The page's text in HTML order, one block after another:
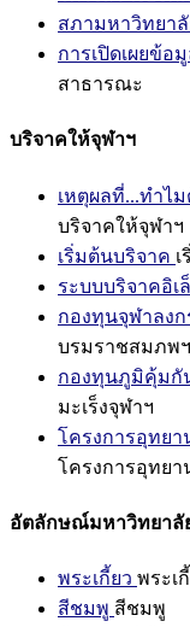
สภามหาวิทยาลั
การเปิดเผยข้อ
สาธารณะ
บริจาคให้จุฬาฯ
เหตุผลที่...ทำไ
บริจาคให้จุฬาฯ
เริ่มต้นบริจาค
ระบบบริจาคอิ
กองทุนจุฬาลง
บรมราชสมภพฯ
กองทุนภูมิคุ้มกั
มะเร็งจุฬาฯ
โครงการอุทยา
โครงการอุทยา
อัตลักษณ์มหาวิทยาลั
พระเกี้ยว พระเ
สีชมพู สีชมพู